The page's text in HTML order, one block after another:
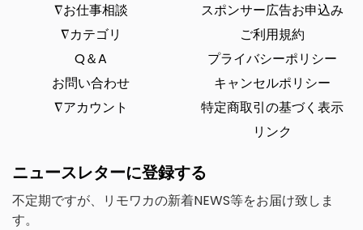
∇お仕事相談
∇カテゴリ
Q＆A
お問い合わせ
∇アカウント
スポンサー広告お申込み
ご利用規約
プライバシーポリシー
キャンセルポリシー
特定商取引の基づく表示
リンク
ニュースレターに登録する
不定期ですが、リモワカの新着NEWS等をお届け致しま
す。